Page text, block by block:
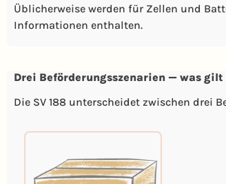
Üblicherweise werden für Zellen und
Informationen enthalten.
Drei Beförderungsszenarien — was gilt
Die SV 188 unterscheidet zwischen drei